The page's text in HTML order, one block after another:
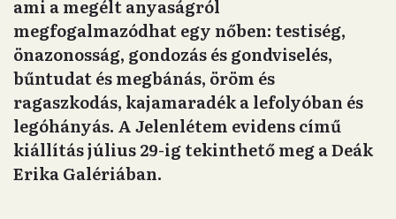
ami a megélt anyaságról
megfogalmazódhat egy nőben: testiség,
önazonosság, gondozás és gondviselés,
bűntudat és megbánás, öröm és
ragaszkodás, kajamaradék a lefolyóban és
legóhányás. A Jelenlétem evidens című
kiállítás július 29-ig tekinthető meg a Deák
Erika Galériában.